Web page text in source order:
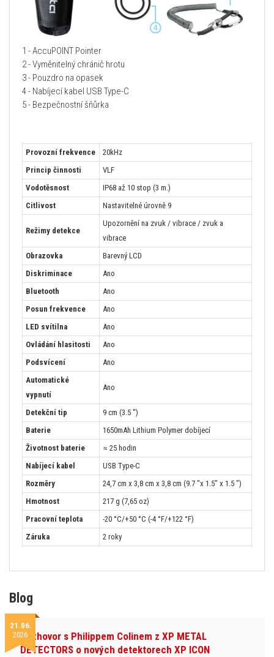
1 - AccuPOINT Pointer
2 - Vyměnitelný chránič hrotu
3 - Pouzdro na opasek
4 - Nabíjecí kabel USB Type-C
5 - Bezpečnostní šňůrka
Provozní frekvence
20kHz
Princip činnosti
VLF
Vodotěsnost
IP68 až 10 stop (3 m.)
Citlivost
Nastavitelné úrovně 9
Režimy detekce
Upozornění na zvuk / vibrace / zvuk a
vibrace
Obrazovka
Barevný LCD
Diskriminace
Ano
Bluetooth
Ano
Posun frekvence
Ano
LED svítilna
Ano
Ovládání hlasitosti
Ano
Podsvícení
Ano
Automatické
vypnutí
Ano
Detekční tip
9 cm (3.5 '')
Baterie
1650mAh Lithium Polymer dobíjecí
Životnost baterie
≈ 25 hodin
Nabíjecí kabel
USB Type-C
Rozměry
24,7 cm x 3,8 cm x 3,8 cm (9.7 "x 1.5" x 1.5 ")
Hmotnost
217 g (7,65 oz)
Pracovní teplota
-20 °C/+50 °C (-4 °F/+122 °F)
Záruka
2 roky
Blog
21.06.
2026Rozhovor s Philippem Colinem z XP METAL
DETECTORS o nových detektorech XP ICON